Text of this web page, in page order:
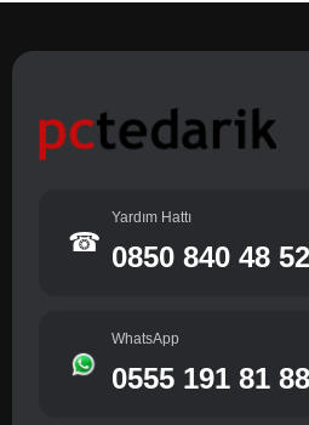
☎
Yardım Hattı
0850 840 48 52
WhatsApp
0555 191 81 88